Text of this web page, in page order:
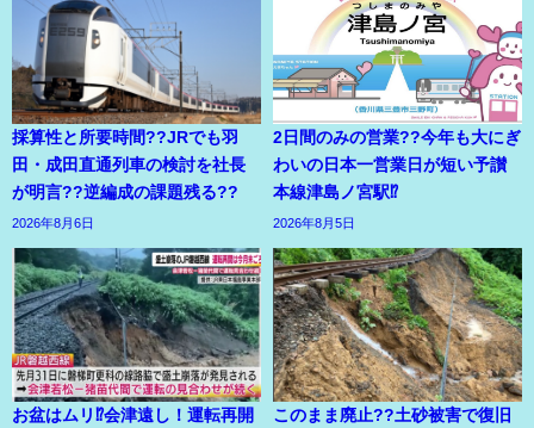
採算性と所要時間??JRでも羽
田・成田直通列車の検討を社長
が明言??逆編成の課題残る??
2026年8月6日
2日間のみの営業??今年も大にぎ
わいの日本一営業日が短い予讃
本線津島ノ宮駅⁉
2026年8月5日
お盆はムリ⁉会津遠し！運転再開
このまま廃止??土砂被害で復旧